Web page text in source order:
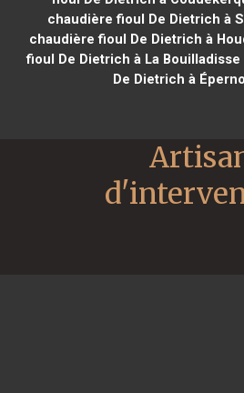
chaudière fioul De Dietrich à
chaudière fioul De Dietrich à
fioul De Dietrich à La Bouilladisse
De Dietrich à